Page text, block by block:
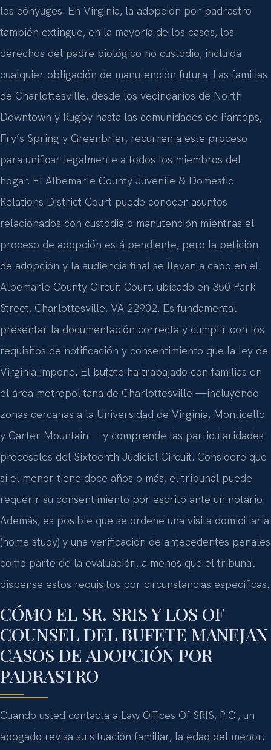
los cónyuges. En Virginia, la adopción por padrastro
también extingue, en la mayoría de los casos, los
derechos del padre biológico no custodio, incluida
cualquier obligación de manutención futura. Las familias
de Charlottesville, desde los vecindarios de North
Downtown y Rugby hasta las comunidades de Pantops,
Fry’s Spring y Greenbrier, recurren a este proceso
para unificar legalmente a todos los miembros del
hogar. El Albemarle County Juvenile & Domestic
Relations District Court puede conocer asuntos
relacionados con custodia o manutención mientras el
proceso de adopción está pendiente, pero la petición
de adopción y la audiencia final se llevan a cabo en el
Albemarle County Circuit Court, ubicado en 350 Park
Street, Charlottesville, VA 22902. Es fundamental
presentar la documentación correcta y cumplir con los
requisitos de notificación y consentimiento que la ley de
Virginia impone. El bufete ha trabajado con familias en
el área metropolitana de Charlottesville —incluyendo
zonas cercanas a la Universidad de Virginia, Monticello
y Carter Mountain— y comprende las particularidades
procesales del Sixteenth Judicial Circuit. Considere que
si el menor tiene doce años o más, el tribunal puede
requerir su consentimiento por escrito ante un notario.
Además, es posible que se ordene una visita domiciliaria
(home study) y una verificación de antecedentes penales
como parte de la evaluación, a menos que el tribunal
dispense estos requisitos por circunstancias específicas.
CÓMO EL SR. SRIS Y LOS OF
COUNSEL DEL BUFETE MANEJAN
CASOS DE ADOPCIÓN POR
PADRASTRO
Cuando usted contacta a Law Offices Of SRIS, P.C., un
abogado revisa su situación familiar, la edad del menor,